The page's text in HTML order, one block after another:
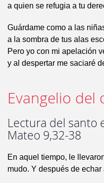
a quien se refugia a tu
Guárdame como a las
a la sombra de tus alas
Pero yo con mi apelación
y al despertar me saciaré
Evangelio del
Lectura del santo
Mateo 9,32-38
En aquel tiempo, le
mudo. Y después de